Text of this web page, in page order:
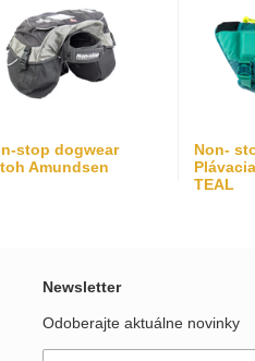
stop dogwear
Amundsen
Non-
TEAL
Newsletter
Odoberajte aktuálne novinky